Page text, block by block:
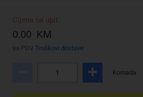
Cijena na upit
0.00 KM
sa PDV Troškovi dostave
Komada